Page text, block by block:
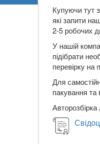
Купуючи тут
які запити
2-5 робочих
У нашій
підібрати
перевірку на
Для
пакування